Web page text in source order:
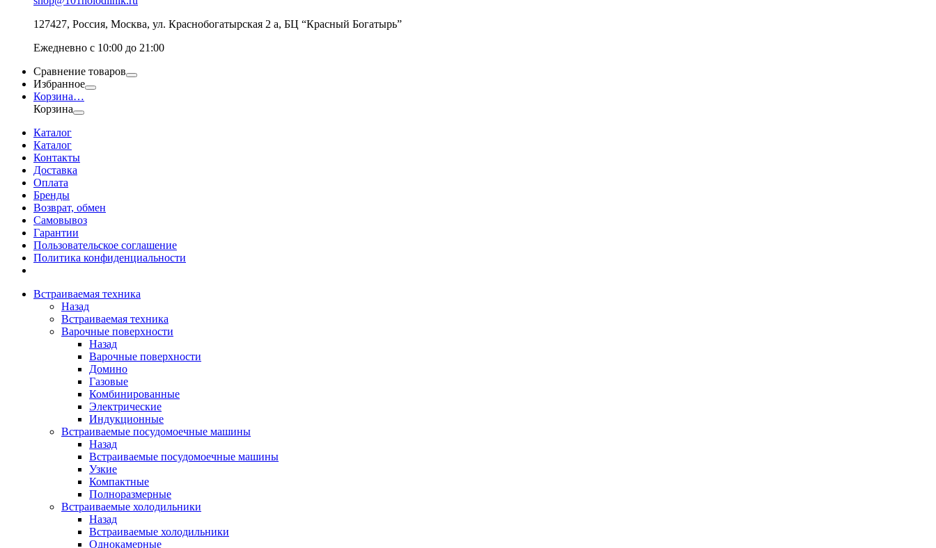
127427, Россия, Москва, ул. Краснобогатырская 2 а, БЦ “Красный Богатырь”
Ежедневно с 10:00 до 21:00
Сравнение товаров
Избранное
Корзина…
Корзина
Каталог
Каталог
Контакты
Доставка
Оплата
Бренды
Возврат, обмен
Самовывоз
Гарантии
Пользовательское соглашение
Политика конфиденциальности
Встраиваемая техника
Назад
Встраиваемая техника
Варочные поверхности
Назад
Варочные поверхности
Домино
Газовые
Комбинированные
Электрические
Индукционные
Встраиваемые посудомоечные машины
Назад
Встраиваемые посудомоечные машины
Узкие
Компактные
Полноразмерные
Встраиваемые холодильники
Назад
Встраиваемые холодильники
Однокамерные